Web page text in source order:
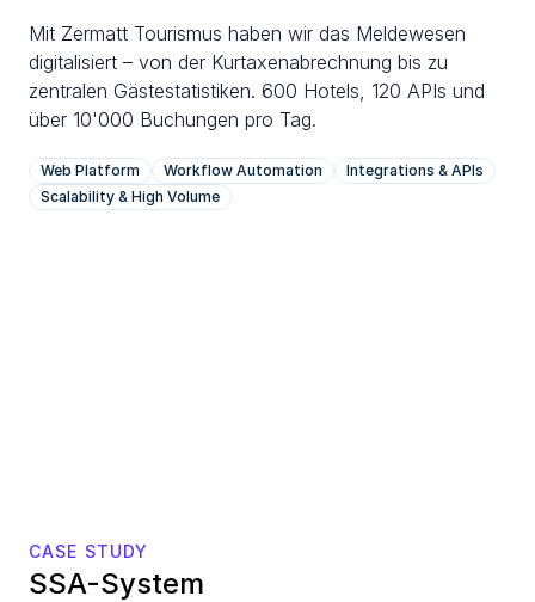
Mit Zermatt Tourismus haben wir das Meldewesen
digitalisiert – von der Kurtaxenabrechnung bis zu
zentralen Gästestatistiken. 600 Hotels, 120 APIs und
über 10'000 Buchungen pro Tag.
Web Platform Workflow Automation
Integrations & APIs
Scalability & High Volume
CASE STUDY
SSA-System